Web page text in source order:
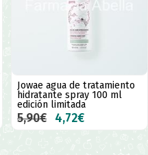
Jowae agua de tratamiento
hidratante spray 100 ml
edición limitada
5,90€ 4,72€